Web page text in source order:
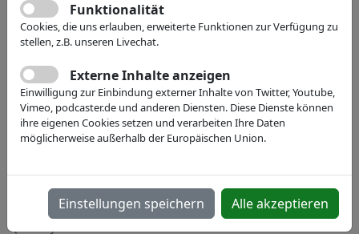
Quelle: JÜKE
Funktionalität
Cookies, die uns erlauben, erweiterte Funktionen zur Verfügung zu
stellen, z.B. unseren Livechat.
Externe Inhalte anzeigen
Einwilligung zur Einbindung externer Inhalte von Twitter, Youtube,
Vimeo, podcaster.de und anderen Diensten. Diese Dienste können
ihre eigenen Cookies setzen und verarbeiten Ihre Daten
möglicherweise außerhalb der Europäischen Union.
Einstellungen speichern Alle akzeptieren